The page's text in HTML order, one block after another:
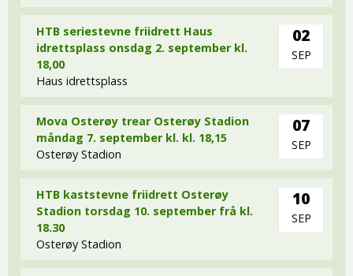
HTB seriestevne friidrett Haus
idrettsplass onsdag 2. september kl.
18,00
Haus idrettsplass
02
SEP
Mova Osterøy trear Osterøy Stadion
måndag 7. september kl. kl. 18,15
Osterøy Stadion
07
SEP
HTB kaststevne friidrett Osterøy
Stadion torsdag 10. september frå kl.
18.30
Osterøy Stadion
10
SEP